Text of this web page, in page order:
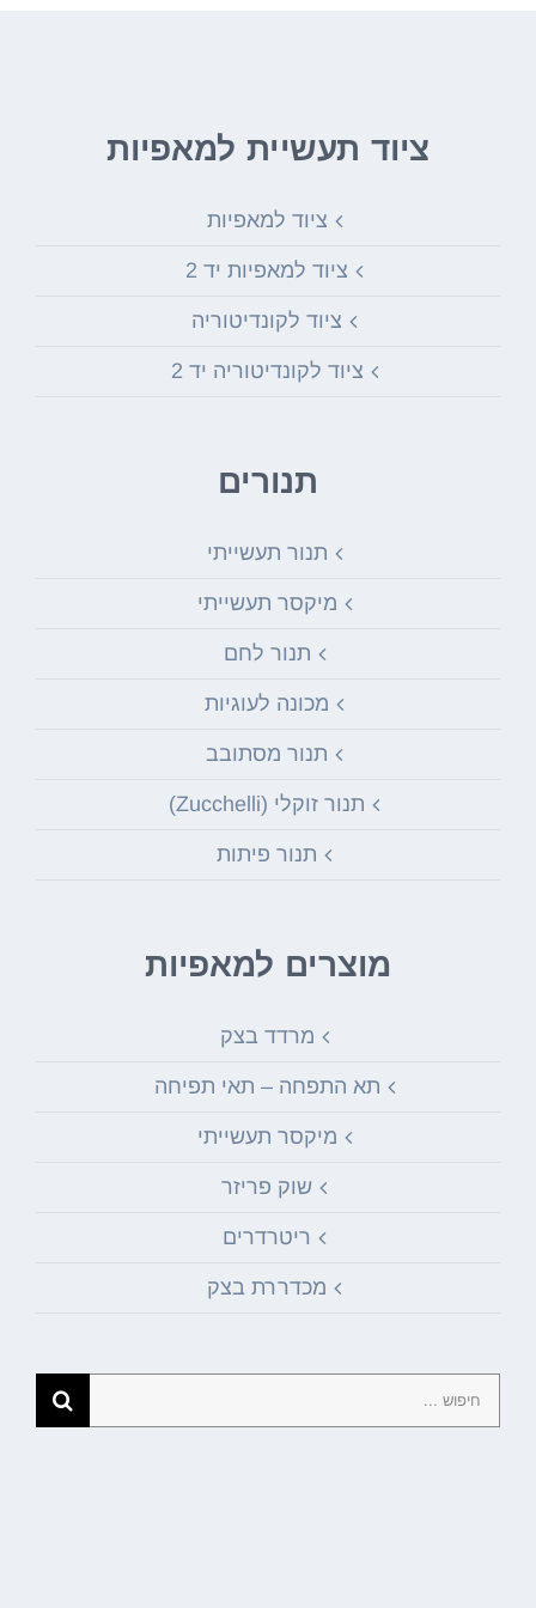
ציוד תעשיית למאפיות
ציוד למאפיות
ציוד למאפיות יד 2
ציוד לקונדיטוריה
ציוד לקונדיטוריה יד 2
תנורים
תנור תעשייתי
מיקסר תעשייתי
תנור לחם
מכונה לעוגיות
תנור מסתובב
תנור זוקלי (Zucchelli)
תנור פיתות
מוצרים למאפיות
מרדד בצק
תא התפחה – תאי תפיחה
מיקסר תעשייתי
שוק פריזר
ריטרדרים
מכדררת בצק